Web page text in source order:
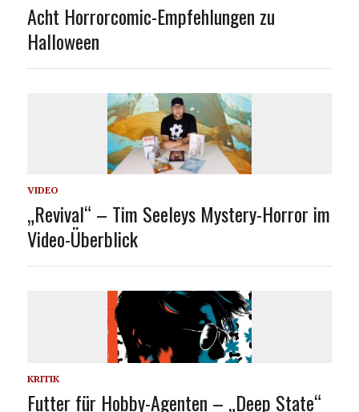
Acht Horrorcomic-Empfehlungen zu
Halloween
VIDEO
„Revival“ – Tim Seeleys Mystery-Horror im
Video-Überblick
KRITIK
Futter für Hobby-Agenten – „Deep State“